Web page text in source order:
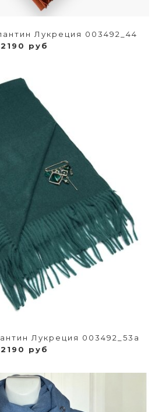
Лукреция 003492_44
2190 руб
Лукреция 003492_53a
2190 руб